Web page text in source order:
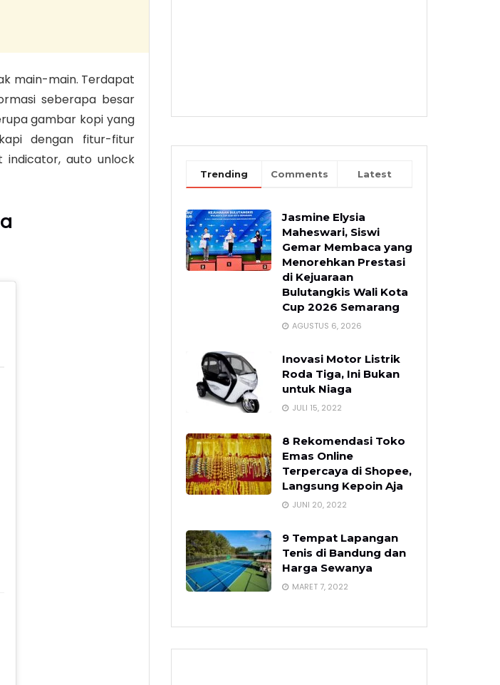
main-main. Terdapat
seberapa besar
gambar kopi yang
dengan fitur-fitur
indicator, auto unlock
Trending Comments Latest
Jasmine Elysia
Maheswari, Siswi
Gemar Membaca yang
Menorehkan Prestasi
di Kejuaraan
Bulutangkis Wali Kota
Cup 2026 Semarang
AGUSTUS 6, 2026
Inovasi Motor Listrik
Roda Tiga, Ini Bukan
untuk Niaga
JULI 15, 2022
8 Rekomendasi Toko
Emas Online
Terpercaya di Shopee,
Langsung Kepoin Aja
JUNI 20, 2022
9 Tempat Lapangan
Tenis di Bandung dan
Harga Sewanya
MARET 7, 2022